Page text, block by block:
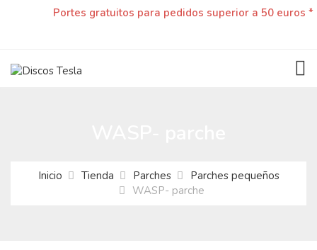
Portes gratuitos para pedidos superior a 50 euros *
Inicio Tienda Parches
Parches pequeños
WASP- parche